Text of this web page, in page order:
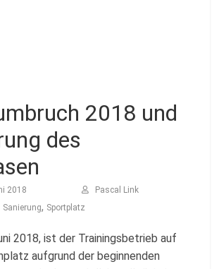
2018 und
des
2018
Pascal Link
Sanierung, Sportplatz
2018, ist der Trainingsbetrieb auf
aufgrund der beginnenden